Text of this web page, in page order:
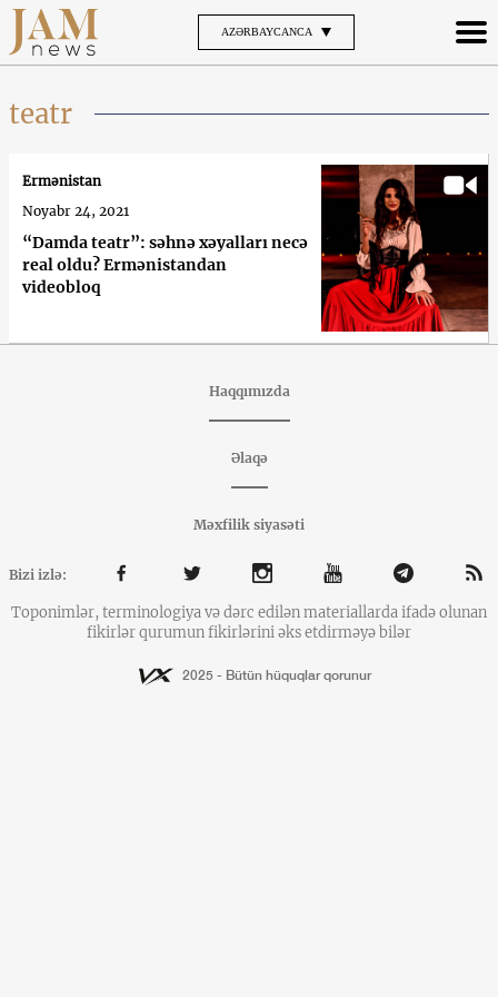
AZƏRBAYCANCA
teatr
“Damda teatr”: səhnə xəyalları necə
real oldu? Ermənistandan
videobloq
Ermənistan
Noyabr 24, 2021
Haqqımızda
Əlaqə
Məxfilik siyasəti
Bizi izlə:
Toponimlər, terminologiya və dərc edilən materiallarda ifadə olunan
fikirlər qurumun fikirlərini əks etdirməyə bilər
2025 - Bütün hüquqlar qorunur